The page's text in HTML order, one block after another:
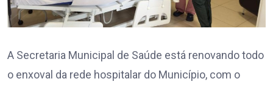
A Secretaria Municipal de Saúde está renovando todo
o enxoval da rede hospitalar do Município, com o